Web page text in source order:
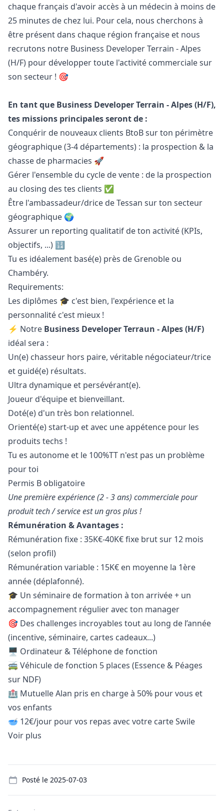
chaque français d'avoir accès à un médecin à moins de
25 minutes de chez lui. Pour cela, nous cherchons à
être présent dans chaque région française et nous
recrutons notre Business Developer Terrain - Alpes
(H/F) pour développer toute l'activité commerciale sur
son secteur ! 🎯
En tant que Business Developer Terrain - Alpes (H/F),
tes missions principales seront de :
Conquérir de nouveaux clients BtoB sur ton périmètre
géographique (3-4 départements) : la prospection & la
chasse de pharmacies 🚀
Gérer l'ensemble du cycle de vente : de la prospection
au closing des tes clients ✅
Être l'ambassadeur/drice de Tessan sur ton secteur
géographique 🌍​
Assurer un reporting qualitatif de ton activité (KPIs,
objectifs, ...) 🔢​
Tu es idéalement basé(e) près de Grenoble ou
Chambéry.
Requirements:
Les diplômes 🎓 c'est bien, l'expérience et la
personnalité c'est mieux !
⚡ Notre Business Developer Terraun - Alpes (H/F)
idéal sera :
Un(e) chasseur hors paire, véritable négociateur/trice
et guidé(e) résultats.
Ultra dynamique et persévérant(e).
Joueur d'équipe et bienveillant.
Doté(e) d'un très bon relationnel.
Orienté(e) start-up et avec une appétence pour les
produits techs !
Tu es autonome et le 100%TT n'est pas un problème
pour toi
Permis B obligatoire
Une première expérience (2 - 3 ans) commerciale pour
produit tech / service est un gros plus !
Rémunération & Avantages :
Rémunération fixe : 35K€-40K€ fixe brut sur 12 mois
(selon profil)
Rémunération variable : 15K€ en moyenne la 1ère
année (déplafonné).
🎓 Un séminaire de formation à ton arrivée + un
accompagnement régulier avec ton manager
🎯 Des challenges incroyables tout au long de l’année
(incentive, séminaire, cartes cadeaux...)
🖥️ Ordinateur & Téléphone de fonction
🚎 Véhicule de fonction 5 places (Essence & Péages
sur NDF)
🏥 Mutuelle Alan pris en charge à 50% pour vous et
vos enfants
🥣 12€/jour pour vos repas avec votre carte Swile
Voir plus
Posté le 2025-07-03